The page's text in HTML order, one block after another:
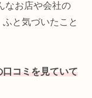
なお店や会社の
と気づいたこと
コミを見ていて